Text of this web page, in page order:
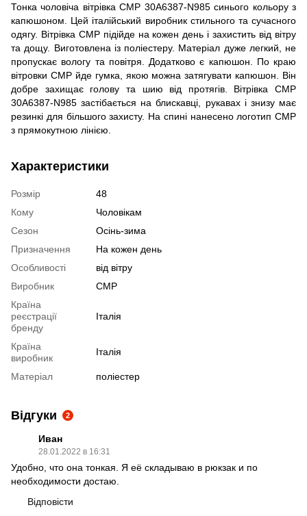
Тонка чоловіча вітрівка CMP 30A6387-N985 синього кольору з
капюшоном. Цей італійський виробник стильного та сучасного
одягу. Вітрівка CMP підійде на кожен день і захистить від вітру
та дощу. Виготовлена ​​із поліестеру. Матеріал дуже легкий, не
пропускає вологу та повітря. Додатково є капюшон. По краю
вітровки CMP йде гумка, якою можна затягувати капюшон. Він
добре захищає голову та шию від протягів. Вітрівка CMP
30A6387-N985 застібається на блискавці, рукавах і знизу має
резинкі для більшого захисту. На спині нанесено логотип CMP
з прямокутною лінією.
Характеристики
Розмір
48
Кому
Чоловікам
Сезон
Осінь-зима
Призначення
На кожен день
Особливості
від вітру
Виробник
CMP
Країна
реєстрації
бренду
Італія
Країна
виробник
Італія
Матеріал поліестер
Відгуки 2
Иван
28.01.2022 в 16:31
Удобно, что она тонкая. Я её складываю в рюкзак и по
необходимости достаю.
Відповісти